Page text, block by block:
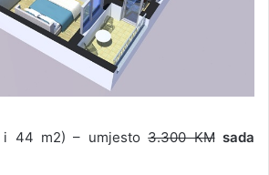
i 44 m2) – umjesto3.300 KM sada